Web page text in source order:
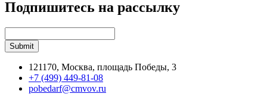
Подпишитесь на рассылку
121170, Москва, площадь Победы, 3
+7 (499) 449-81-08
pobedarf@cmvov.ru